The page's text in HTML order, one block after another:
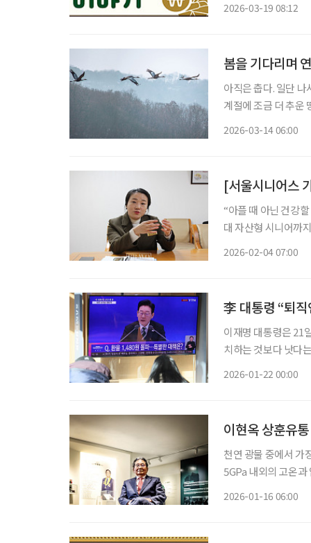
2026-03-19 08:12
봄을 기다리며
아직은 춥다. 일단
계절에 조금 더 추운
2026-03-14 06:00
“아플 때 아닌 건강
대 자산형 시니어까지 수요 확대 "가양타워 입주자 평균
2026-02-04 07:00
李 대통령 “퇴
이재명 대통령은 21
치하는 것보다 낫다는
2026-01-22 00:00
이현옥 상훈유
천연 광물 중에서
5GPa 내외의 고온
2026-01-16 06:00